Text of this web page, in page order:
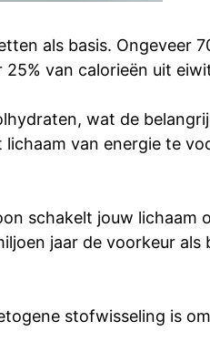
als basis. Ongeveer
van calorieën uit
wat de
van energie te
schakelt jouw
jaar de voorkeur
stofwisseling is